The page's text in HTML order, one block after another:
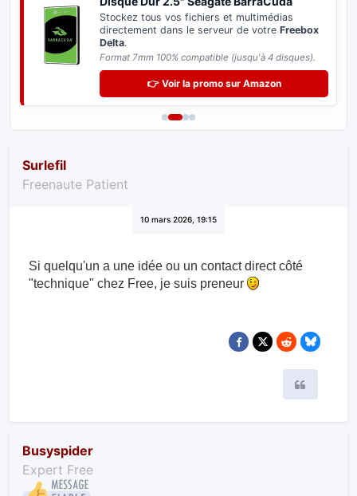
Stockez tous vos fichiers et multimédias
directement dans le serveur de votre Freebox
Delta.
Format 7mm 100% compatible (jusqu'à 4 disques).
👉 Voir la promo sur Amazon
Surlefil
Freenaute Patient
10 mars 2026, 19:15
Si quelqu'un a une idée ou un contact direct côté
"technique" chez Free, je suis preneur
Busyspider
Expert Free